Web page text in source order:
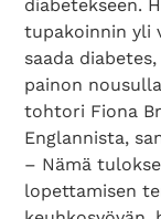
Search
diabetekseen.
tupakoinnin yli
saada
painon
tohtori Fiona
Englannista,
– Nämä
lopettamisen